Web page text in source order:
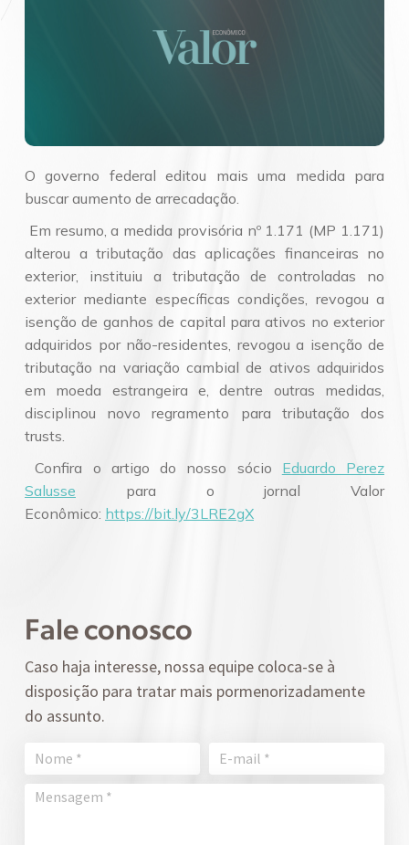
O governo federal editou mais uma medida para
buscar aumento de arrecadação.
Em resumo, a medida provisória nº 1.171 (MP 1.171)
alterou a tributação das aplicações financeiras no
exterior, instituiu a tributação de controladas no
exterior mediante específicas condições, revogou a
isenção de ganhos de capital para ativos no exterior
adquiridos por não-residentes, revogou a isenção de
tributação na variação cambial de ativos adquiridos
em moeda estrangeira e, dentre outras medidas,
disciplinou novo regramento para tributação dos
trusts.
Confira o artigo do nosso sócio Eduardo Perez
Salusse para o jornal Valor
Econômico: https://bit.ly/3LRE2gX
Fale conosco
Caso haja interesse, nossa equipe coloca-se à
disposição para tratar mais pormenorizadamente
do assunto.